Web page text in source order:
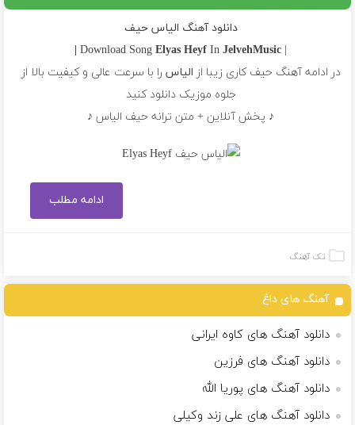
دانلود آهنگ الیاس حیف
| Download Song
Elyas Heyf InJelvehMusic |
در ادامه آهنگ حیف کاری زیبا از الیاس را با سرعت عالی و کیفیت بالا از
جلوه موزیک دانلود کنید
♪ پخش آنلاین + متن ترانه حیف الیاس ♪
ادامه مطلب
تک آهنگ
آهنگ های داغ
دانلود آهنگ های کاوه ایرانی
دانلود آهنگ های فرزین
دانلود آهنگ های پوریا الله
دانلود آهنگ های علی زند وکیلی